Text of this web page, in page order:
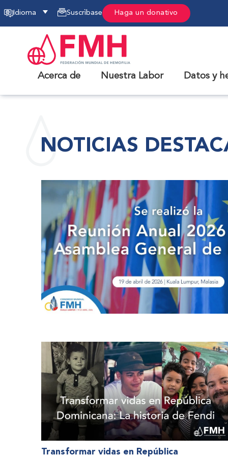
Idioma Suscrìbase Haga un donativo
Acerca de Nuestra Labor Datos y
NOTICIAS
Transformar vidas en República